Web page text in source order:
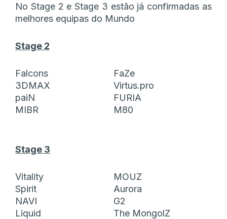
No Stage 2 e Stage 3 estão já confirmadas as
melhores equipas do Mundo
Stage 2
Falcons
FaZe
3DMAX
Virtus.pro
paiN
FURIA
MIBR
M80
Stage 3
Vitality
MOUZ
Spirit
Aurora
NAVI
G2
Liquid
The MongolZ